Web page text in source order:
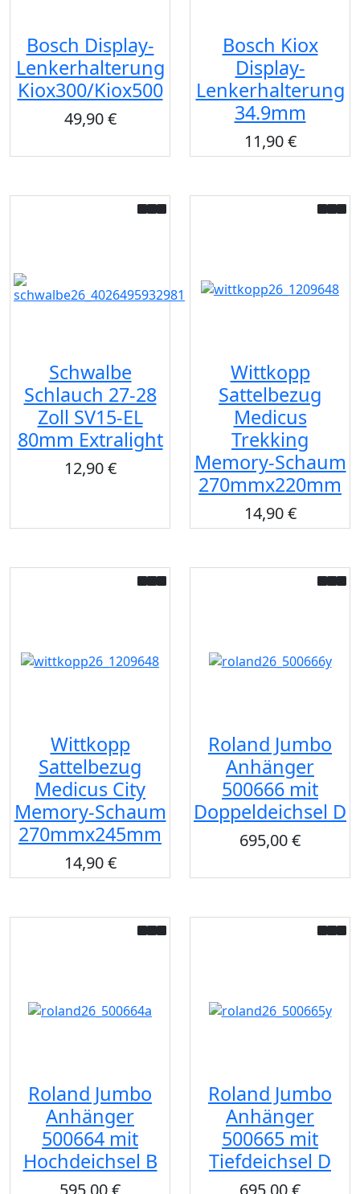
Bosch Display-
Lenkerhalterung
Kiox300/Kiox500
49,90 €
Bosch Kiox
Display-
Lenkerhalterung
34.9mm
11,90 €
Schwalbe
Schlauch 27-28
Zoll SV15-EL
80mm Extralight
12,90 €
Wittkopp
Sattelbezug
Medicus
Trekking
Memory-Schaum
270mmx220mm
14,90 €
Wittkopp
Sattelbezug
Medicus City
Memory-Schaum
270mmx245mm
14,90 €
Roland Jumbo
Anhänger
500666 mit
Doppeldeichsel D
695,00 €
Roland Jumbo
Anhänger
500664 mit
Hochdeichsel B
595,00 €
Roland Jumbo
Anhänger
500665 mit
Tiefdeichsel D
695,00 €